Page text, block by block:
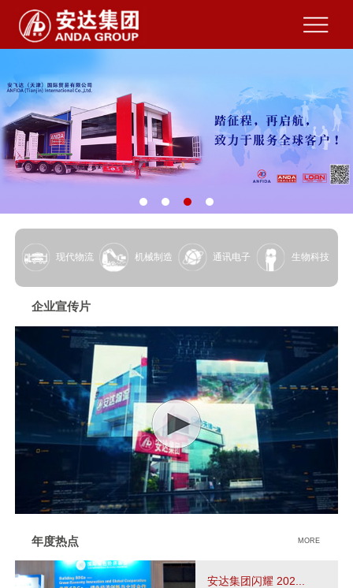
现代物流 机械制造 通讯电子 生物科技
企业宣传片
年度热点 MORE
安达集团闪耀 202...